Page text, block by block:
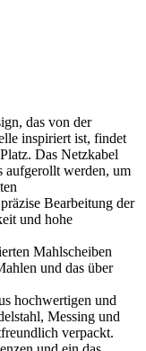
das von der
inspiriert ist, findet
Das Netzkabel
aufgerollt werden, um
Bearbeitung der
und hohe
Mahlscheiben
und das über
hochwertigen und
Messing und
verpackt.